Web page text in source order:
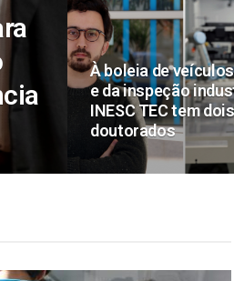
À boleia de
e da inspeção
INESC TEC tem
doutorados